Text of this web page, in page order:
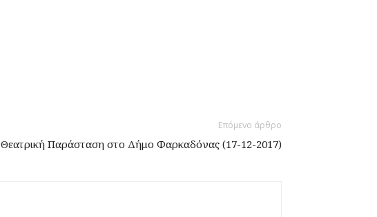
Επόμενο άρθρο
Θεατρική Παράσταση στο Δήμο Φαρκαδόνας (17-12-2017)